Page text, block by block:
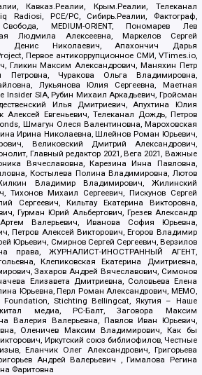
Кавказ.Реалии, Крым.Реалии, Телеканал
Radiosi, PCE/PC, Сибирь.Реалии, Фактограф,
MEDIUM-ORIENT, Пономарев Лев
Людмила Алексеевна, Маркелов Сергей
Денис Николаевич, Апахончич Дарья
Первое антикоррупционное СМИ, VTimes.io,
Гликин Максим Александрович, Маняхин Петр
Чуракова Ольга Владимировна,
Лукьянова Юлия Сергеевна, Маетная
Insider SIA, Рубин Михаил Аркадьевич, Гройсман
Илья Дмитриевич, Апухтина Юлия
Алексей Евгеньевич, Телеканал Дождь, Петров
Шмагун Олеся Валентиновна, Мароховская
Ирина Николаевна, Шлейнов Роман Юрьевич,
Великовский Дмитрий Александрович,
Главный редактор 2021, Вега 2021, Важные
Вячеславовна, Карезина Инна Павловна,
Костылева Полина Владимировна, Лютов
Владимир Владимирович, Жилинский
Тихонов Михаил Сергеевич, Пискунов Сергей
Сергеевич, Кильтау Екатерина Викторовна,
Гурман Юрий Альбертович, Грезев Александр
Валерьевич, Иванова София Юрьевна,
Петров Алексей Викторович, Егоров Владимир
Юрьевич, Смирнов Сергей Сергеевич, Верзилов
права, ЖУРНАЛИСТ-ИНОСТРАННЫЙ АГЕНТ,
Клепиковская Екатерина Дмитриевна,
Захаров Андрей Вячеславович, Симонов
Елизавета Дмитриевна, Соловьева Елена
Юрьевна, Перл Роман Александрович, МЕМО,
Foundation, Stichting Bellingcat, Якутия – Наше
медиа, РС-Балт, Заговора Максим
Валерия Валерьевна, Павлов Иван Юрьевич,
Оленичев Максим Владимирович, Как бы
Иркутский союз библиофилов, Честные
Еланчик Олег Александрович, Григорьева
Андрей Валерьевич , Гималова Регина
Фаритовна